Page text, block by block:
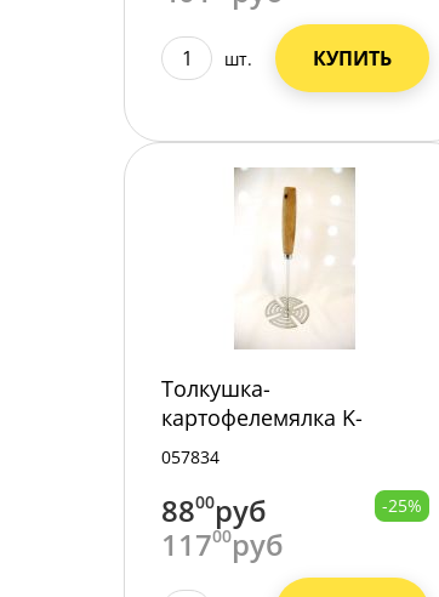
шт. КУПИТЬ
Толкушка-
картофелемялка K-
575/200/
057834
8800руб
11700руб
-25%